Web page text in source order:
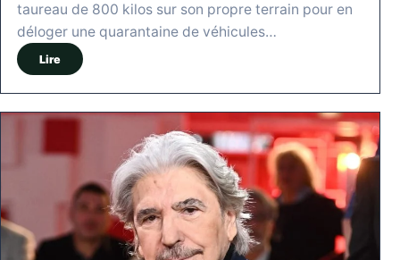
taureau de 800 kilos sur son propre terrain pour en
déloger une quarantaine de véhicules…
Lire